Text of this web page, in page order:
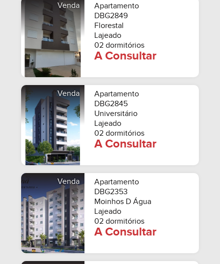
Venda
Apartamento
DBG2849
Florestal
Lajeado
02 dormitórios
A Consultar
Venda
Apartamento
DBG2845
Universitário
Lajeado
02 dormitórios
A Consultar
Venda
Apartamento
DBG2353
Moinhos D Água
Lajeado
02 dormitórios
A Consultar